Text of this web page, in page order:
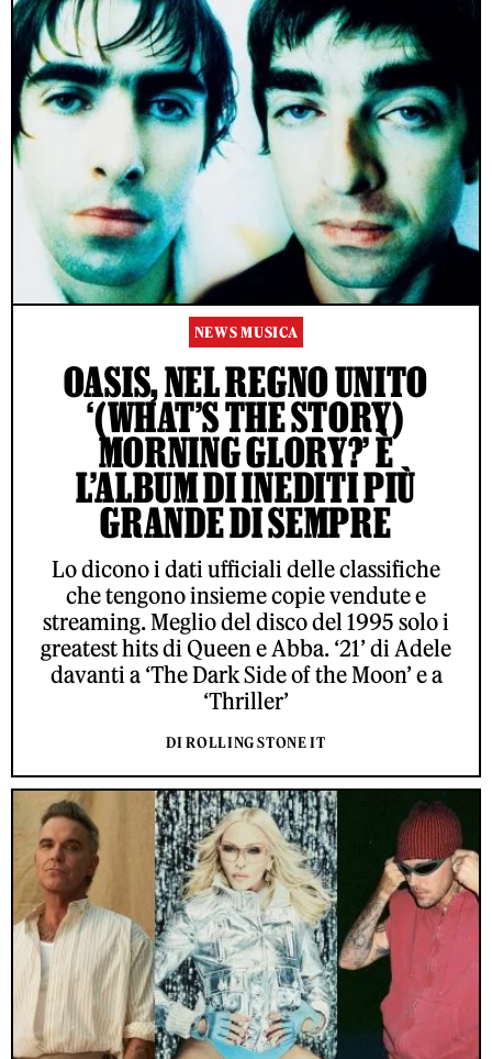
NEWS MUSICA
OASIS, NEL REGNO UNITO
‘(WHAT’S THE STORY)
MORNING GLORY?’ È
L’ALBUM DI INEDITI PIÙ
GRANDE DI SEMPRE
Lo dicono i dati ufficiali delle classifiche
che tengono insieme copie vendute e
streaming. Meglio del disco del 1995 solo i
greatest hits di Queen e Abba. ‘21’ di Adele
davanti a ‘The Dark Side of the Moon’ e a
‘Thriller’
DI ROLLING STONE IT